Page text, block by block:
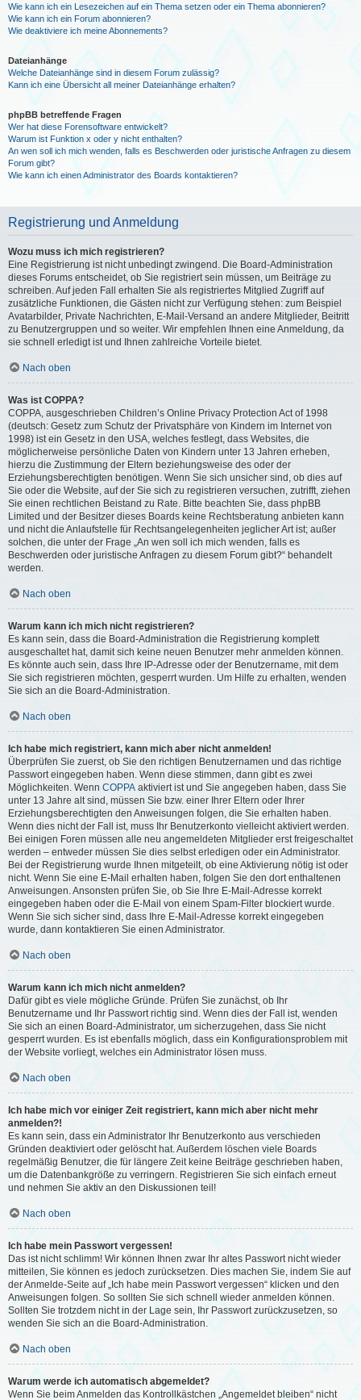
Wie kann ich ein Lesezeichen auf ein Thema setzen oder ein Thema abonnieren?
Wie kann ich ein Forum abonnieren?
Wie deaktiviere ich meine Abonnements?
Dateianhänge
Welche Dateianhänge sind in diesem Forum zulässig?
Kann ich eine Übersicht all meiner Dateianhänge erhalten?
phpBB betreffende Fragen
Wer hat diese Forensoftware entwickelt?
Warum ist Funktion x oder y nicht enthalten?
An wen soll ich mich wenden, falls es Beschwerden oder juristische Anfragen zu diesem
Forum gibt?
Wie kann ich einen Administrator des Boards kontaktieren?
Registrierung und Anmeldung
Wozu muss ich mich registrieren?
Eine Registrierung ist nicht unbedingt zwingend. Die Board-Administration
dieses Forums entscheidet, ob Sie registriert sein müssen, um Beiträge zu
schreiben. Auf jeden Fall erhalten Sie als registriertes Mitglied Zugriff auf
zusätzliche Funktionen, die Gästen nicht zur Verfügung stehen: zum Beispiel
Avatarbilder, Private Nachrichten, E-Mail-Versand an andere Mitglieder, Beitritt
zu Benutzergruppen und so weiter. Wir empfehlen Ihnen eine Anmeldung, da
sie schnell erledigt ist und Ihnen zahlreiche Vorteile bietet.
Nach oben
Was ist COPPA?
COPPA, ausgeschrieben Children’s Online Privacy Protection Act of 1998
(deutsch: Gesetz zum Schutz der Privatsphäre von Kindern im Internet von
1998) ist ein Gesetz in den USA, welches festlegt, dass Websites, die
möglicherweise persönliche Daten von Kindern unter 13 Jahren erheben,
hierzu die Zustimmung der Eltern beziehungsweise des oder der
Erziehungsberechtigten benötigen. Wenn Sie sich unsicher sind, ob dies auf
Sie oder die Website, auf der Sie sich zu registrieren versuchen, zutrifft, ziehen
Sie einen rechtlichen Beistand zu Rate. Bitte beachten Sie, dass phpBB
Limited und der Besitzer dieses Boards keine Rechtsberatung anbieten kann
und nicht die Anlaufstelle für Rechtsangelegenheiten jeglicher Art ist; außer
solchen, die unter der Frage „An wen soll ich mich wenden, falls es
Beschwerden oder juristische Anfragen zu diesem Forum gibt?“ behandelt
werden.
Nach oben
Warum kann ich mich nicht registrieren?
Es kann sein, dass die Board-Administration die Registrierung komplett
ausgeschaltet hat, damit sich keine neuen Benutzer mehr anmelden können.
Es könnte auch sein, dass Ihre IP-Adresse oder der Benutzername, mit dem
Sie sich registrieren möchten, gesperrt wurden. Um Hilfe zu erhalten, wenden
Sie sich an die Board-Administration.
Nach oben
Ich habe mich registriert, kann mich aber nicht anmelden!
Überprüfen Sie zuerst, ob Sie den richtigen Benutzernamen und das richtige
Passwort eingegeben haben. Wenn diese stimmen, dann gibt es zwei
Möglichkeiten. Wenn COPPA aktiviert ist und Sie angegeben haben, dass Sie
unter 13 Jahre alt sind, müssen Sie bzw. einer Ihrer Eltern oder Ihrer
Erziehungsberechtigten den Anweisungen folgen, die Sie erhalten haben.
Wenn dies nicht der Fall ist, muss Ihr Benutzerkonto vielleicht aktiviert werden.
Bei einigen Foren müssen alle neu angemeldeten Mitglieder erst freigeschaltet
werden – entweder müssen Sie dies selbst erledigen oder ein Administrator.
Bei der Registrierung wurde Ihnen mitgeteilt, ob eine Aktivierung nötig ist oder
nicht. Wenn Sie eine E-Mail erhalten haben, folgen Sie den dort enthaltenen
Anweisungen. Ansonsten prüfen Sie, ob Sie Ihre E-Mail-Adresse korrekt
eingegeben haben oder die E-Mail von einem Spam-Filter blockiert wurde.
Wenn Sie sich sicher sind, dass Ihre E-Mail-Adresse korrekt eingegeben
wurde, dann kontaktieren Sie einen Administrator.
Nach oben
Warum kann ich mich nicht anmelden?
Dafür gibt es viele mögliche Gründe. Prüfen Sie zunächst, ob Ihr
Benutzername und Ihr Passwort richtig sind. Wenn dies der Fall ist, wenden
Sie sich an einen Board-Administrator, um sicherzugehen, dass Sie nicht
gesperrt wurden. Es ist ebenfalls möglich, dass ein Konfigurationsproblem mit
der Website vorliegt, welches ein Administrator lösen muss.
Nach oben
Ich habe mich vor einiger Zeit registriert, kann mich aber nicht mehr
anmelden?!
Es kann sein, dass ein Administrator Ihr Benutzerkonto aus verschieden
Gründen deaktiviert oder gelöscht hat. Außerdem löschen viele Boards
regelmäßig Benutzer, die für längere Zeit keine Beiträge geschrieben haben,
um die Datenbankgröße zu verringern. Registrieren Sie sich einfach erneut
und nehmen Sie aktiv an den Diskussionen teil!
Nach oben
Ich habe mein Passwort vergessen!
Das ist nicht schlimm! Wir können Ihnen zwar Ihr altes Passwort nicht wieder
mitteilen, Sie können es jedoch zurücksetzen. Dies machen Sie, indem Sie auf
der Anmelde-Seite auf „Ich habe mein Passwort vergessen“ klicken und den
Anweisungen folgen. So sollten Sie sich schnell wieder anmelden können.
Sollten Sie trotzdem nicht in der Lage sein, Ihr Passwort zurückzusetzen, so
wenden Sie sich an die Board-Administration.
Nach oben
Warum werde ich automatisch abgemeldet?
Wenn Sie beim Anmelden das Kontrollkästchen „Angemeldet bleiben“ nicht